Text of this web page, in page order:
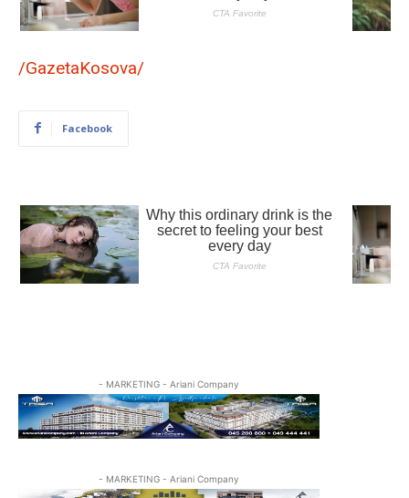
/GazetaKosova/
Facebook
- MARKETING - Ariani Company
- MARKETING - Ariani Company